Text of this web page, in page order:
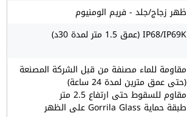
ظهر زجاج/جلد - فريم الومنيوم
IP68/IP69K (عمق 1.5 متر لمدة 30د)
مقاومة للماء مصنفة من قبل الشركة المصنعة
(حتى عمق مترين لمدة 24 ساعة)
مقاوم للسقوط حتى ارتفاع 2.5 متر
طبقة حماية Gorrila Glass على الظهر